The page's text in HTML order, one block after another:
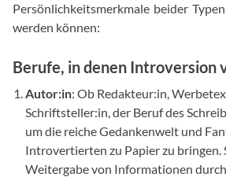
Persönlichkeitsmerkmale beider
werden können:
Berufe, in denen Introversion
Autor:in: Ob Redakteur:in,
Schriftsteller:in, der Beruf des
um die reiche Gedankenwelt und
Introvertierten zu Papier zu bringen.
Weitergabe von Informationen